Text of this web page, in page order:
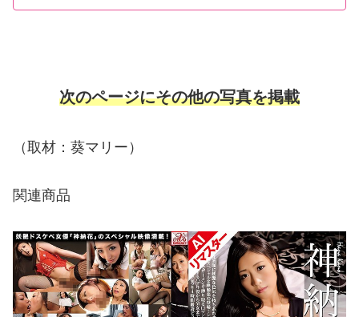
次のページにその他の写真を掲載
（取材：葵マリー）
関連商品